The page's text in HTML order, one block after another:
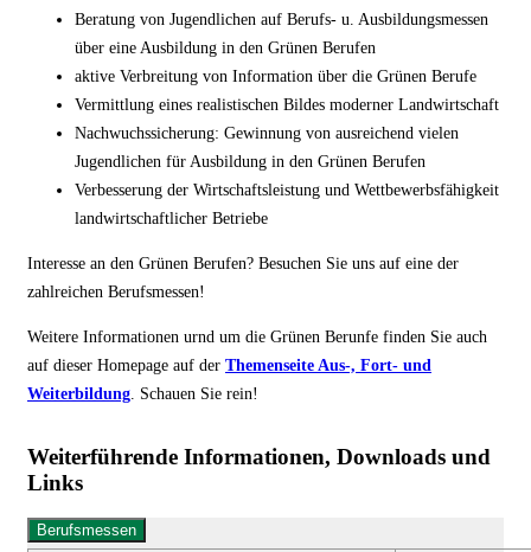
Beratung von Jugendlichen auf Berufs- u. Ausbildungsmessen
über eine Ausbildung in den Grünen Berufen
aktive Verbreitung von Information über die Grünen Berufe
Vermittlung eines realistischen Bildes moderner Landwirtschaft
Nachwuchssicherung: Gewinnung von ausreichend vielen
Jugendlichen für Ausbildung in den Grünen Berufen
Verbesserung der Wirtschaftsleistung und Wettbewerbsfähigkeit
landwirtschaftlicher Betriebe
Interesse an den Grünen Berufen? Besuchen Sie uns auf eine der
zahlreichen Berufsmessen!
Weitere Informationen urnd um die Grünen Berunfe finden Sie auch
auf dieser Homepage auf der Themenseite Aus-, Fort- und
Weiterbildung . Schauen Sie rein!
Weiterführende Informationen, Downloads und
Links
Berufsmessen